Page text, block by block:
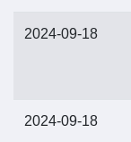
2024-09-18
2024-09-18